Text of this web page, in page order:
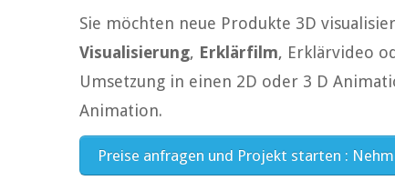
Sie möchten neue Produkte 3D
Visualisierung, Erklärfilm, Erklärvideo
Umsetzung in einen 2D oder 3 D
Animation.
Preise anfragen und Projekt starten :